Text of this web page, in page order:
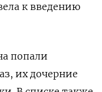
к введению
попали
их дочерние